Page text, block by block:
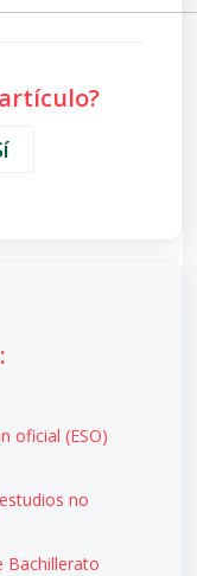
oficial (ESO)
no
Bachillerato